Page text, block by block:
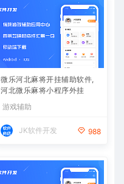
微乐河北麻将开挂辅助软件,
河北微乐麻将小程序外挂
游戏辅助
JK软件开发 988